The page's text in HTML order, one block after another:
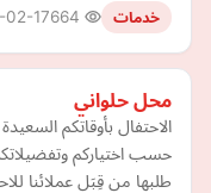
خدمات 02-17
محل حلواني
الاحتفال بأوقاتكم
حسب اختياركم
طلبها من قِبَل عملائنا